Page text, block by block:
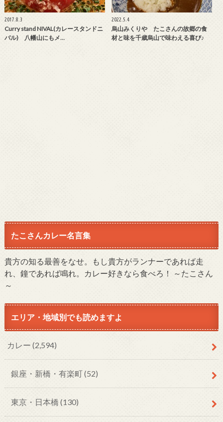
2017.8.3
Curry stand NIVAL(カレースタンドニ
バル) 八幡山にもメ…
2022.5.4
烏山みくりや たこさんの故郷の食
材と味を千歳烏山で味わえる喜び♪
たこさんカレー名言集
貴方の知る最善をなせ。もし貴方がランナーであれば走
れ、鐘であれば鳴れ。カレー好きなら食べろ！ ～たこさん
～
エリア・地域別でも読めますよ
カレー (2,594)
銀座・新橋・有楽町(52)
東京・日本橋 (130)